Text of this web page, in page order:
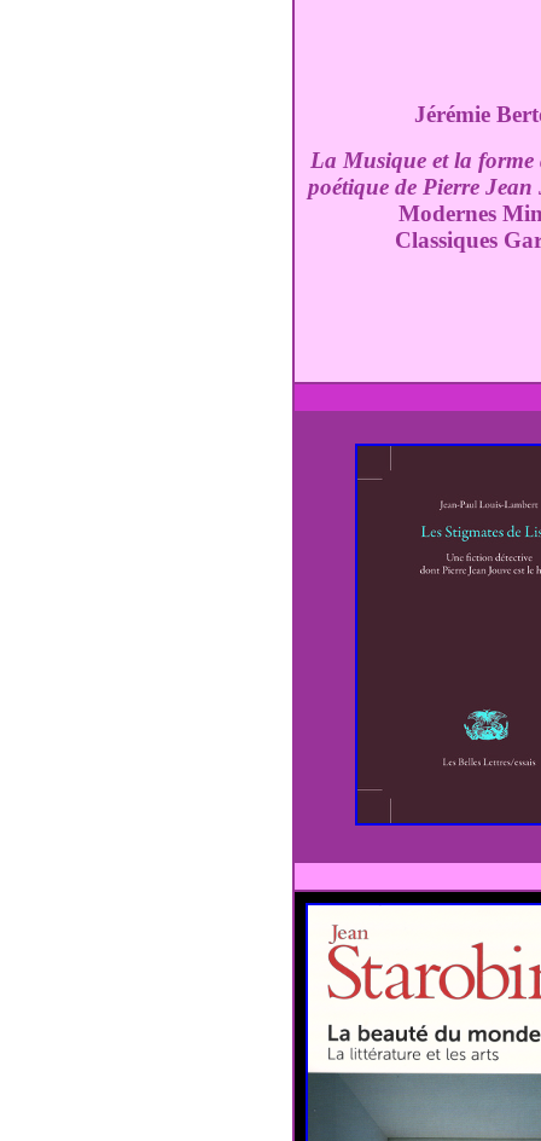
Jérémie
La Musique et la forme
poétique de Pierre
Modernes
Classiques